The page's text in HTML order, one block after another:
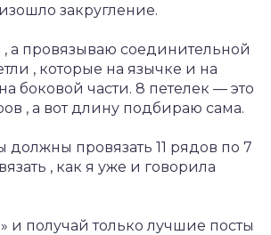
закругление.
а провязываю соединительной
, которые на язычке и на
боковой части. 8 петелек — это
, а вот длину подбираю сама.
провязать 11 рядов по 7
, как я уже и говорила
и получай только лучшие посты